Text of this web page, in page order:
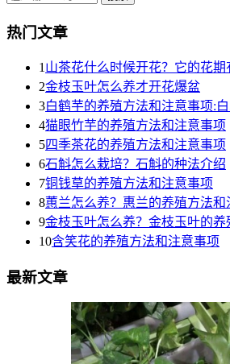
热门文章
1 山茶花什么时候开花？它的花
2金枝玉叶怎么养才开花爆盆
3白鹤芋的养殖方法和注意事项:
4猫眼竹芋的养殖方法和注意事项
5四季茶花的养殖方法和注意事项
6石斛怎么栽培？石斛的种法介绍
7铜钱草的养殖方法和注意事项
8蕙兰怎么养？惠兰的养殖方法和
9金枝玉叶怎么养？金枝玉叶的
10含笑花的养殖方法和注意事项
最新文章